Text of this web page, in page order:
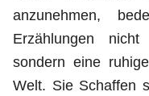
anzunehmen,
Erzählungen
sondern eine
Welt. Sie Schaffen